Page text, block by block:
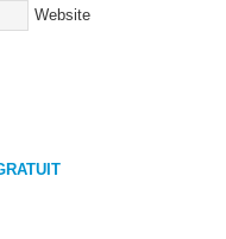
Website